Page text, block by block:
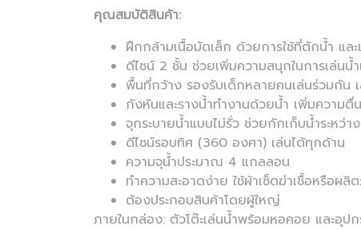
คุณสมบัติสินค้า:
ฝึกกล้ามเนื้อมัดเล็ก ด้วยการใช้ที่ตักน้ำ แล
ดีไซน์ 2 ชั้น ช่วยเพิ่มความสนุกในการเล่นน้
พื้นที่กว้าง รองรับเด็กหลายคนเล่นร่วมกัน
กังหันและรางน้ำทำงานด้วยน้ำ เพิ่มความตื่น
จุกระบายน้ำแบบไม่รั่ว ช่วยกักเก็บน้ำระหว่า
ดีไซน์รอบทิศ (360 องศา) เล่นได้ทุกด้าน
ความจุน้ำประมาณ 4 แกลลอน
ทำความสะอาดง่าย ใช้ผ้าเช็ดฆ่าเชื้อหรือผ
ต้องประกอบสินค้าโดยผู้ใหญ่
ภายในกล่อง: ตัวโต๊ะเล่นน้ำพร้อมหอคอย และอุป